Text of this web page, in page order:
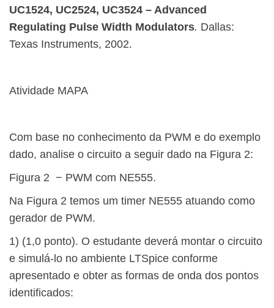
UC1524, UC2524, UC3524 – Advanced
Regulating Pulse Width Modulators. Dallas:
Texas Instruments, 2002.
Atividade MAPA
Com base no conhecimento da PWM e do exemplo
dado, analise o circuito a seguir dado na Figura 2:
Figura 2 − PWM com NE555.
Na Figura 2 temos um timer NE555 atuando como
gerador de PWM.
1) (1,0 ponto). O estudante deverá montar o circuito
e simulá-lo no ambiente LTSpice conforme
apresentado e obter as formas de onda dos pontos
identificados: